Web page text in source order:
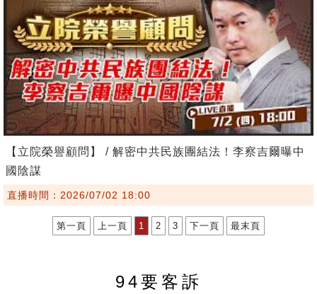
【立院榮譽顧問】 / 解密中共民族團結法！李察吉爾曝中
國陰謀
直播時間：2026/07/02 18:00
第一頁 上一頁 1 2 3 下一頁 最末頁
94要客訴